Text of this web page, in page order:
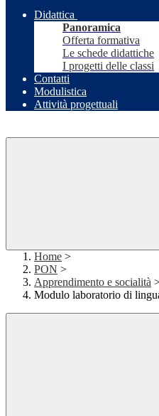
Didattica
Panoramica
Offerta formativa
Le schede didattiche
I progetti delle classi
Contatti
Modulistica
Attività progettuali
Home >
PON >
Apprendimento e socialità
Modulo laboratorio di